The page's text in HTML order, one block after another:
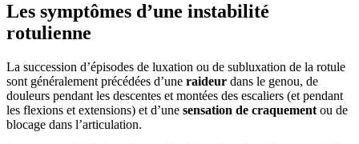
Les symptômes d’une instabilité
rotulienne
La succession d’épisodes de luxation ou de subluxation de la rotule
sont généralement précédées d’une raideur dans le genou, de
douleurs pendant les descentes et montées des escaliers (et pendant
les flexions et extensions) et d’une sensation de craquement ou de
blocage dans l’articulation.